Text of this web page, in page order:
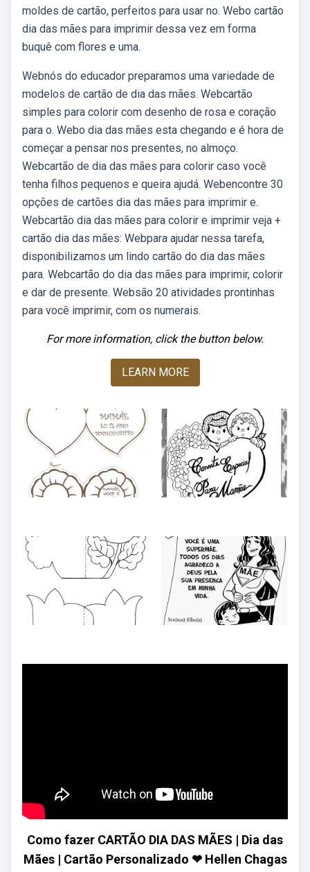
moldes de cartão, perfeitos para usar no. Webo cartão
dia das mães para imprimir dessa vez em forma
buquê com flores e uma.
Webnós do educador preparamos uma variedade de
modelos de cartão de dia das mães. Webcartão
simples para colorir com desenho de rosa e coração
para o. Webo dia das mães esta chegando e é hora de
começar a pensar nos presentes, no almoço.
Webcartão de dia das mães para colorir caso você
tenha filhos pequenos e queira ajudá. Webencontre 30
opções de cartões dia das mães para imprimir e.
Webcartão dia das mães para colorir e imprimir veja +
cartão dia das mães: Webpara ajudar nessa tarefa,
disponibilizamos um lindo cartão do dia das mães
para. Webcartão do dia das mães para imprimir, colorir
e dar de presente. Websão 20 atividades prontinhas
para você imprimir, com os numerais.
For more information, click the button below.
LEARN MORE
Como fazer CARTÃO DIA DAS MÃES | Dia das
Mães | Cartão Personalizado ❤ Hellen Chagas